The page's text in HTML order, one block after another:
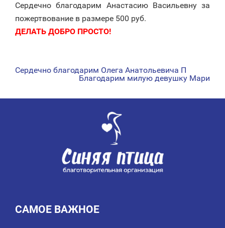
Сердечно благодарим Анастасию Васильевну за
пожертвование в размере 500 руб.
ДЕЛАТЬ ДОБРО ПРОСТО!
НАВИГАЦИЯ
Сердечно благодарим Олега Анатольевича П
Благодарим милую девушку Мари
САМОЕ ВАЖНОЕ